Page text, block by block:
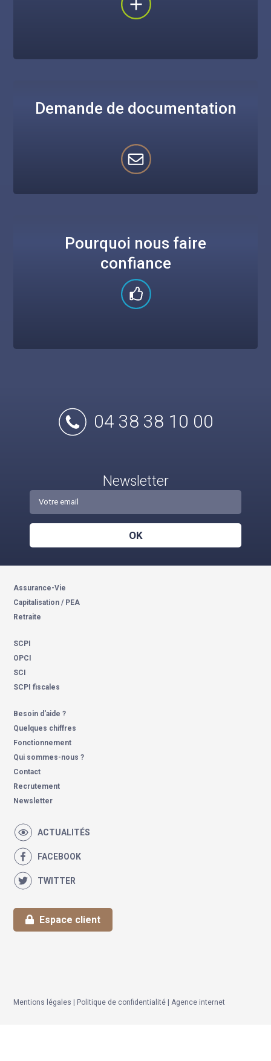
Demande de documentation
Pourquoi nous faire
confiance
04 38 38 10 00
Newsletter
OK
Assurance-Vie
Capitalisation / PEA
Retraite
SCPI
OPCI
SCI
SCPI fiscales
Besoin d'aide ?
Quelques chiffres
Fonctionnement
Qui sommes-nous ?
Contact
Recrutement
Newsletter
ACTUALITÉS
FACEBOOK
TWITTER
Espace client
Mentions légales Politique de confidentialité |Agence internet